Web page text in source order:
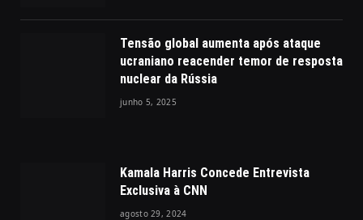
Tensão global aumenta após ataque
ucraniano reacender temor de resposta
nuclear da Rússia
junho 5, 2025
Kamala Harris Concede Entrevista
Exclusiva à CNN
agosto 29, 2024